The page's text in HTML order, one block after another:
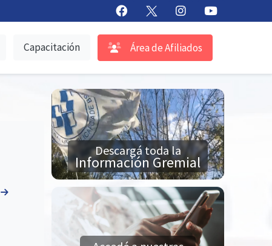
Capacitación Área de Afiliados
Descargá toda la
Información Gremial